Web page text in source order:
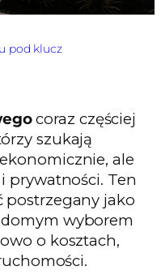
pod klucz
coraz częściej
szukają
ale
prywatności. Ten
postrzegany jako
wyborem
o kosztach,